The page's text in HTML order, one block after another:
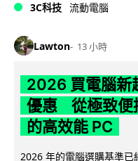
3C科技 流動電腦
Lawton 13 小時
2026 買電腦新
優惠 從極致便
的高效能 PC
2026 年的電腦選購基準已